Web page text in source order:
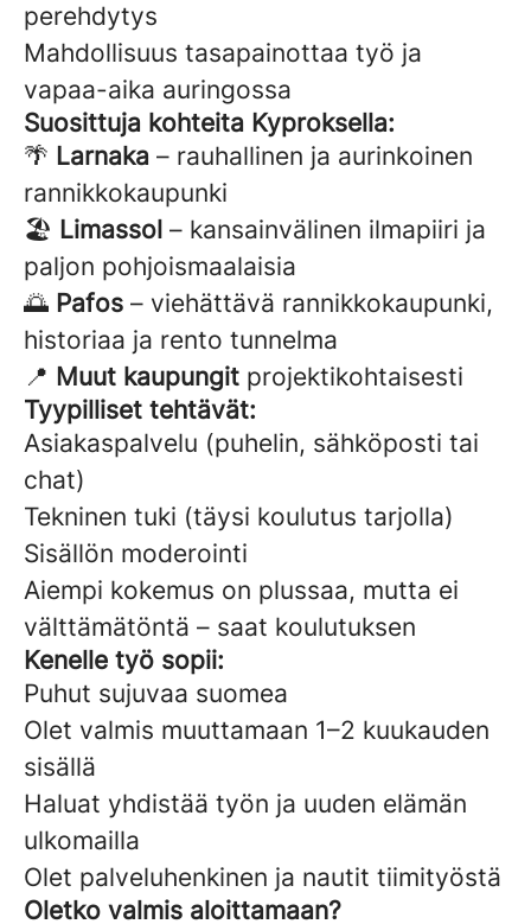
perehdytys
Mahdollisuus tasapainottaa työ ja
vapaa-aika auringossa
Suosittuja kohteita Kyproksella:
🌴 Larnaka – rauhallinen ja aurinkoinen
rannikkokaupunki
🏖️ Limassol – kansainvälinen ilmapiiri ja
paljon pohjoismaalaisia
🌅 Pafos – viehättävä rannikkokaupunki,
historiaa ja rento tunnelma
📍 Muut kaupungit projektikohtaisesti
Tyypilliset tehtävät:
Asiakaspalvelu (puhelin, sähköposti tai
chat)
Tekninen tuki (täysi koulutus tarjolla)
Sisällön moderointi
Aiempi kokemus on plussaa, mutta ei
välttämätöntä – saat koulutuksen
Kenelle työ sopii:
Puhut sujuvaa suomea
Olet valmis muuttamaan 1–2 kuukauden
sisällä
Haluat yhdistää työn ja uuden elämän
ulkomailla
Olet palveluhenkinen ja nautit tiimityöstä
Oletko valmis aloittamaan?